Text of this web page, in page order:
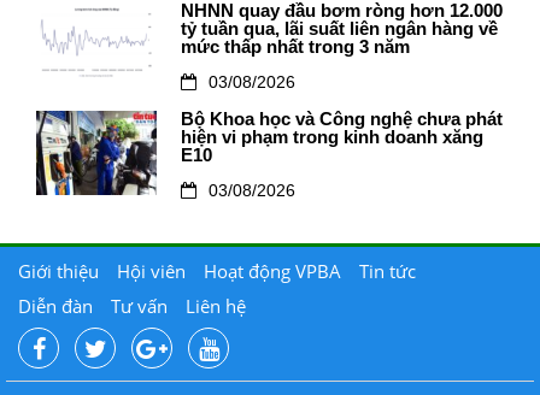
NHNN quay đầu bơm ròng hơn 12.000
tỷ tuần qua, lãi suất liên ngân hàng về
mức thấp nhất trong 3 năm
03/08/2026
Bộ Khoa học và Công nghệ chưa phát
hiện vi phạm trong kinh doanh xăng
E10
03/08/2026
Giới thiệu Hội viên Hoạt động VPBA
Tin tức
Diễn đàn
Tư vấn Liên hệ